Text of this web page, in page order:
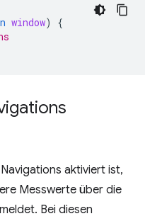
window)
{
aktiviert ist,
Messwerte über die
Bei diesen